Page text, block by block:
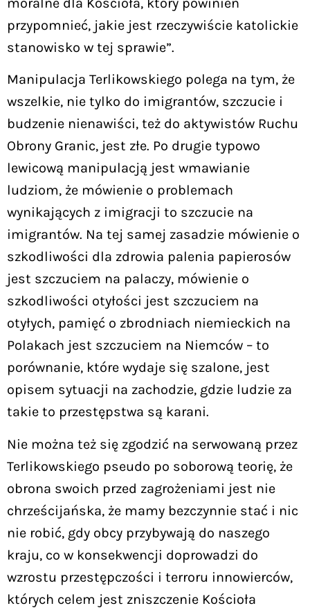
przypomnieć, jakie jest rzeczywiście katolickie
stanowisko w tej sprawie”.
Manipulacja Terlikowskiego polega na tym, że
wszelkie, nie tylko do imigrantów, szczucie i
budzenie nienawiści, też do aktywistów Ruchu
Obrony Granic, jest złe. Po drugie typowo
lewicową manipulacją jest wmawianie
ludziom, że mówienie o problemach
wynikających z imigracji to szczucie na
imigrantów. Na tej samej zasadzie mówienie o
szkodliwości dla zdrowia palenia papierosów
jest szczuciem na palaczy, mówienie o
szkodliwości otyłości jest szczuciem na
otyłych, pamięć o zbrodniach niemieckich na
Polakach jest szczuciem na Niemców – to
porównanie, które wydaje się szalone, jest
opisem sytuacji na zachodzie, gdzie ludzie za
takie to przestępstwa są karani.
Nie można też się zgodzić na serwowaną przez
Terlikowskiego pseudo po soborową teorię, że
obrona swoich przed zagrożeniami jest nie
chrześcijańska, że mamy bezczynnie stać i nic
nie robić, gdy obcy przybywają do naszego
kraju, co w konsekwencji doprowadzi do
wzrostu przestępczości i terroru innowierców,
których celem jest zniszczenie Kościoła